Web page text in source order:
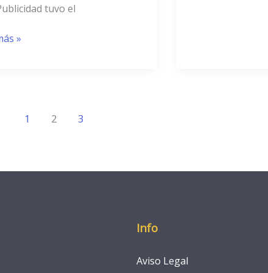
tuvo el
»
1 2 3
Info
Aviso Legal